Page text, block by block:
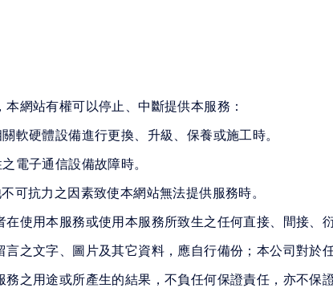
網站有權可以停止、中斷提供本服務：
軟硬體設備進行更換、升級、保養或施工時。
電子通信設備故障時。
可抗力之因素致使本網站無法提供服務時。
在使用本服務或使用本服務所致生之任何直接、間接、
言之文字、圖片及其它資料，應自行備份；本公司對於
務之用途或所產生的結果，不負任何保證責任，亦不保